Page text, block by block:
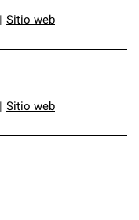
Sitio web
Sitio web